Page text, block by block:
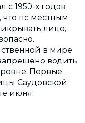
с 1950-х годов
что по местным
лицо,
в мире
водить
Первые
Саудовской
июня.